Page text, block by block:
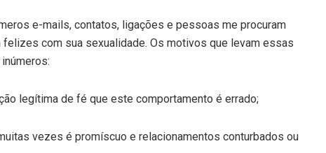
e-mails, contatos, ligações e pessoas me procuram
com sua sexualidade. Os motivos que levam essas
legítima de fé que este comportamento é errado;
vezes é promíscuo e relacionamentos conturbados ou